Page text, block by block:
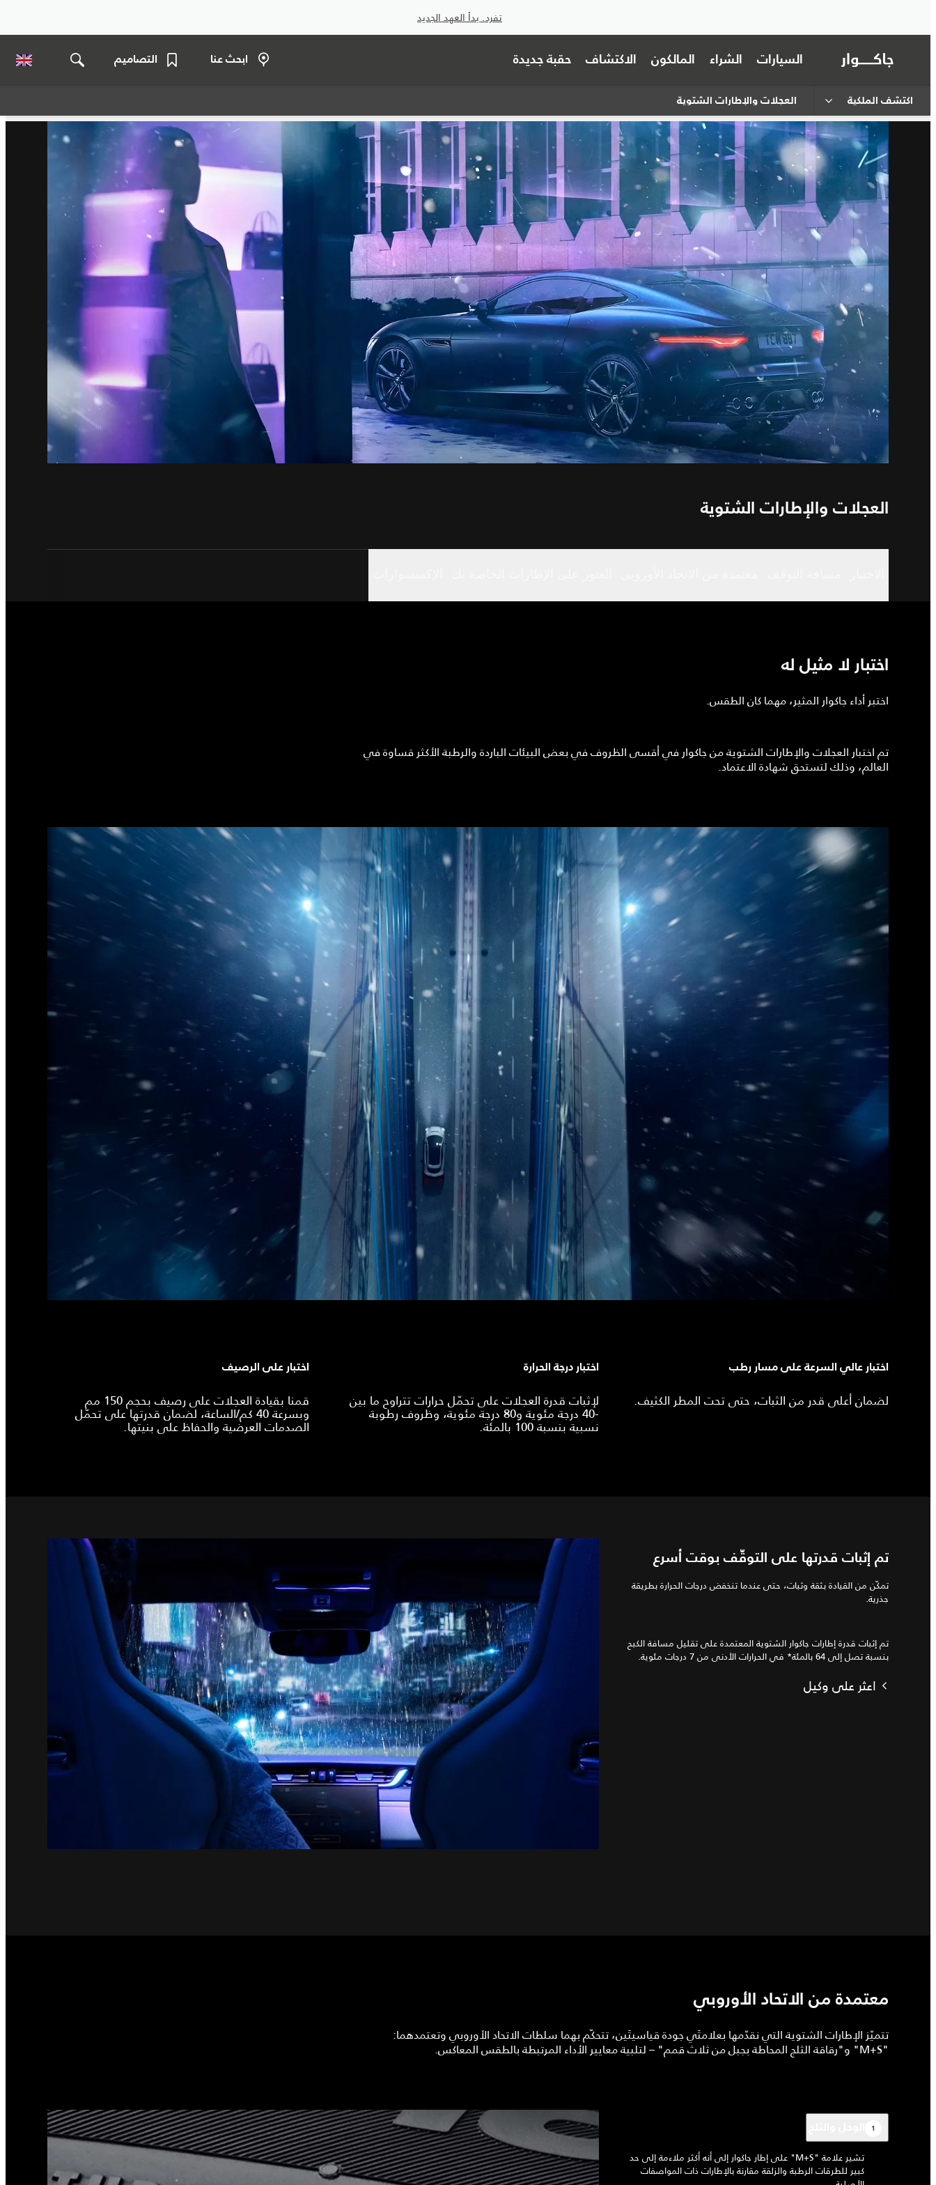
تفرد. بدأ العهد الجديد
السيارات الشراء المالكون الاكتشاف حقبة جديدة ابحث عنا التصاميم
اكتشف الملكية العجلات والإطارات الشتوية
العجلات والإطارات الشتوية
اختبار لا مثيل له
اختبر أداء جاكوار المثير، مهما كان الطقس.
تم اختبار العجلات والإطارات الشتوية من جاكوار في أقسى الظروف في بعض البيئات الباردة والرطبة الأكثر قساوة في
العالم، وذلك لتستحق شهادة الاعتماد.
اختبار عالي السرعة على مسار رطب
لضمان أعلى قدر من الثبات، حتى تحت المطر الكثيف.
اختبار درجة الحرارة
لإثبات قدرة العجلات على تحمّل حرارات تتراوح ما بين
-40 درجة مئوية و80 درجة مئوية، وظروف رطوبة
نسبية بنسبة 100 بالمئة.
اختبار على الرصيف
قمنا بقيادة العجلات على رصيف بحجم 150 مم
وبسرعة 40 كم/الساعة، لضمان قدرتها على تحمّل
الصدمات العرضية والحفاظ على بنيتها.
تم إثبات قدرتها على التوقّف بوقت أسرع
تمكّن من القيادة بثقة وثبات، حتى عندما تنخفض درجات الحرارة بطريقة
جذرية.
تم إثبات قدرة إطارات جاكوار الشتوية المعتمدة على تقليل مسافة الكبح
بنسبة تصل إلى 64 بالمئة* في الحرارات الأدنى من 7 درجات مئوية.
اعثر على وكيل
معتمدة من الاتحاد الأوروبي
تتميّز الإطارات الشتوية التي نقدّمها بعلامتَي جودة قياسيتَين، تتحكّم بهما سلطات الاتحاد الأوروبي وتعتمدهما:
"M+S" و"رقاقة الثلج المحاطة بجبل من ثلاث قمم" – لتلبية معايير الأداء المرتبطة بالطقس المعاكس.
1
تشير علامة "M+S" على إطار جاكوار إلى أنه أكثر ملاءمة إلى حد
كبير للطرقات الرطبة والزلقة مقارنة بالإطارات ذات المواصفات